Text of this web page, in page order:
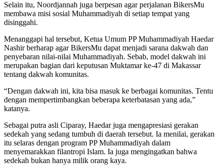
Selain itu, Noordjannah juga berpesan agar perjalanan BikersMu
membawa misi sosial Muhammadiyah di setiap tempat yang
disinggahi.
Menanggapi hal tersebut, Ketua Umum PP Muhammadiyah Haedar
Nashir berharap agar BikersMu dapat menjadi sarana dakwah dan
penyebaran nilai-nilai Muhammadiyah. Sebab, model dakwah ini
merupakan bagian dari keputusan Muktamar ke-47 di Makassar
tentang dakwah komunitas.
“Dengan dakwah ini, kita bisa masuk ke berbagai komunitas. Tentu
dengan mempertimbangkan beberapa keterbatasan yang ada,”
katanya.
Sebagai putra asli Ciparay, Haedar juga mengapresiasi gerakan
sedekah yang sedang tumbuh di daerah tersebut. Ia menilai, gerakan
itu selaras dengan program PP Muhammadiyah dalam
menyemarakkan filantropi Islam. Ia juga mengingatkan bahwa
sedekah bukan hanya milik orang kaya.